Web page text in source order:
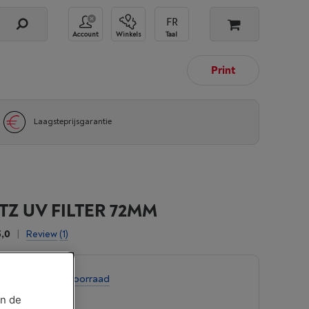
Account Winkels Taal
Print
Laagsteprijsgarantie
UV FILTER 72MM
| Review (1)
Bekijk voorraad
de